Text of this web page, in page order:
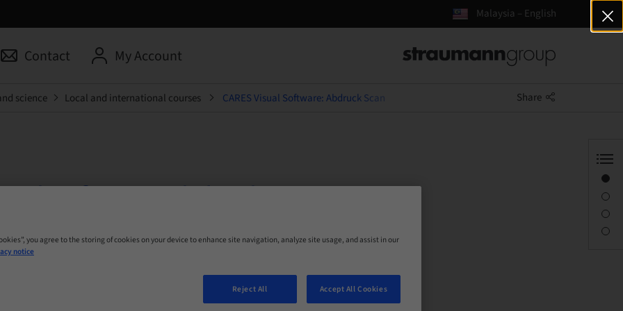
Malaysia – English
Contact My Account
science Local and international courses CARES Visual Software: Abdruck Scan Share
Software: Abdruck Scan
you agree to the storing of cookies on your device to enhance site navigation, analyze site usage, and assist in our
notice
Reject All Accept All Cookies